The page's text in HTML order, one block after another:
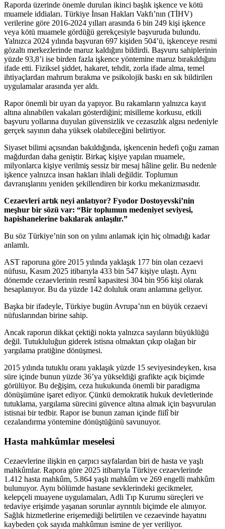
Raporda üzerinde önemle durulan ikinci başlık işkence ve kötü
muamele iddiaları. Türkiye İnsan Hakları Vakfı’nın (TİHV)
verilerine göre 2016-2024 yılları arasında 6 bin 249 kişi işkence
veya kötü muamele gördüğü gerekçesiyle başvuruda bulundu.
Yalnızca 2024 yılında başvuran 697 kişiden 504’ü, işkenceye resmi
gözaltı merkezlerinde maruz kaldığını bildirdi. Başvuru sahiplerinin
yüzde 93,8’i ise birden fazla işkence yöntemine maruz bırakıldığını
ifade etti. Fiziksel şiddet, hakaret, tehdit, zorla ifade alma, temel
ihtiyaçlardan mahrum bırakma ve psikolojik baskı en sık bildirilen
uygulamalar arasında yer aldı.
Rapor önemli bir uyarı da yapıyor. Bu rakamların yalnızca kayıt
altına alınabilen vakaları gösterdiğini; misilleme korkusu, etkili
başvuru yollarına duyulan güvensizlik ve cezasızlık algısı nedeniyle
gerçek sayının daha yüksek olabileceğini belirtiyor.
Siyaset bilimi açısından bakıldığında, işkencenin hedefi çoğu zaman
mağdurdan daha geniştir. Birkaç kişiye yapılan muamele,
milyonlarca kişiye verilmiş sessiz bir mesaj hâline gelir. Bu nedenle
işkence yalnızca insan hakları ihlali değildir. Toplumun
davranışlarını yeniden şekillendiren bir korku mekanizmasıdır.
Cezaevleri artık neyi anlatıyor? Fyodor Dostoyevski’nin
meşhur bir sözü var: “Bir toplumun medeniyet seviyesi,
hapishanelerine bakılarak anlaşılır.”
Bu söz Türkiye’nin son on yılını anlamak için hiç olmadığı kadar
anlamlı.
AST raporuna göre 2015 yılında yaklaşık 177 bin olan cezaevi
nüfusu, Kasım 2025 itibarıyla 433 bin 547 kişiye ulaştı. Aynı
dönemde cezaevlerinin resmî kapasitesi 304 bin 956 kişi olarak
hesaplanıyor. Bu da yüzde 142 doluluk oranı anlamına geliyor.
Başka bir ifadeyle, Türkiye bugün Avrupa’nın en büyük cezaevi
nüfuslarından birine sahip.
Ancak raporun dikkat çektiği nokta yalnızca sayıların büyüklüğü
değil. Tutukluluğun giderek istisna olmaktan çıkıp olağan bir
yargılama pratiğine dönüşmesi.
2015 yılında tutuklu oranı yaklaşık yüzde 15 seviyesindeyken, kısa
süre içinde bunun yüzde 36’ya yükseldiği grafikte açık biçimde
görülüyor. Bu değişim, ceza hukukunda önemli bir paradigma
dönüşümüne işaret ediyor. Çünkü demokratik hukuk devletlerinde
tutuklama, yargılama sürecini güvence altına almak için başvurulan
istisnai bir tedbir. Rapor ise bunun zaman içinde fiilî bir
cezalandırma yöntemine dönüştüğünü savunuyor.
Hasta mahkûmlar meselesi
Cezaevlerine ilişkin en çarpıcı sayfalardan biri de hasta ve yaşlı
mahkûmlar. Rapora göre 2025 itibarıyla Türkiye cezaevlerinde
1.412 hasta mahkûm, 5.864 yaşlı mahkûm ve 269 engelli mahkûm
bulunuyor. Aynı bölümde hastane sevklerindeki gecikmeler,
kelepçeli muayene uygulamaları, Adli Tıp Kurumu süreçleri ve
tedaviye erişimde yaşanan sorunlar ayrıntılı biçimde ele alınıyor.
Sağlık hizmetlerine erişemediği belirtilen ve cezaevinde hayatını
kaybeden çok sayıda mahkûmun ismine de yer veriliyor.